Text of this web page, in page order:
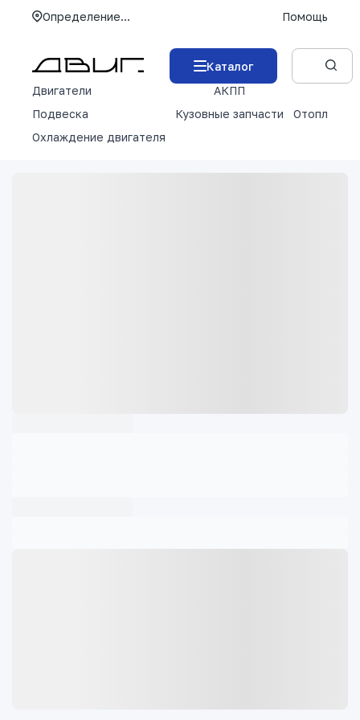
Определение... Помощь
Каталог
Двигатели
АКПП
Подвеска
Кузовные запчасти
Отопление
Охлаждение двигателя